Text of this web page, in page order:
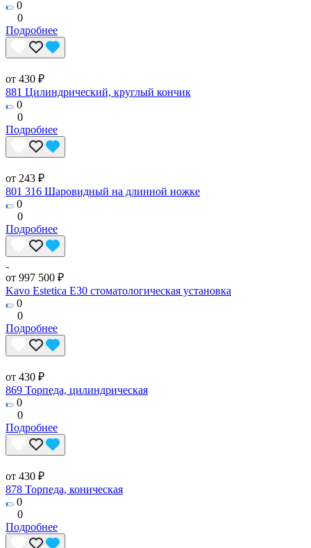
0
0
Подробнее
от 430 ₽
881 Цилиндрический, круглый кончик
0
0
Подробнее
от 243 ₽
801 316 Шаровидный на длинной ножке
0
0
Подробнее
от 997 500 ₽
Kavo Estetica E30 стоматологическая установка
0
0
Подробнее
от 430 ₽
869 Торпеда, цилиндрическая
0
0
Подробнее
от 430 ₽
878 Торпеда, коническая
0
0
Подробнее